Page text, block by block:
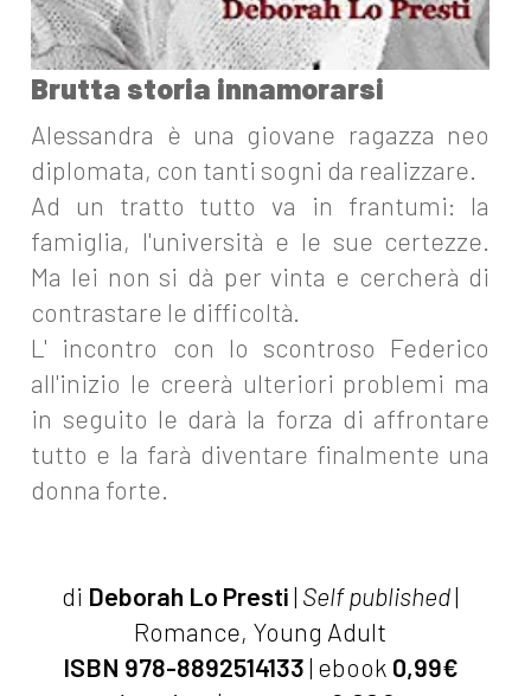
Brutta storia innamorarsi
Alessandra è una giovane ragazza neo
diplomata, con tanti sogni da realizzare.
Ad un tratto tutto va in frantumi: la
famiglia, l'università e le sue certezze.
Ma lei non si dà per vinta e cercherà di
contrastare le difficoltà.
L' incontro con lo scontroso Federico
all'inizio le creerà ulteriori problemi ma
in seguito le darà la forza di affrontare
tutto e la farà diventare finalmente una
donna forte.
di Deborah Lo Presti | Self published|
Romance, Young Adult
ISBN 978-8892514133 | ebook 0,99€